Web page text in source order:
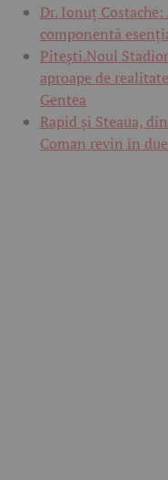
Dr. Ionuț
componentă
Pitești.Noul
aproape de
Gentea
Rapid și Steaua,
Coman revin în